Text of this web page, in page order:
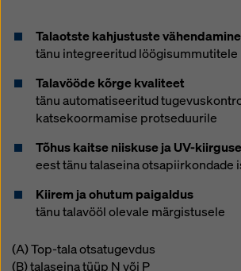
Talaotste kahjustuste vähendamine
tänu integreeritud löögisummutitele
Talavööde kõrge kvaliteet
tänu automatiseeritud
katsekoormamise protseduurile
Tõhus kaitse niiskuse ja UV-kiirguse
eest tänu talaseina otsapiirkondade
Kiirem ja ohutum paigaldus
tänu talavööl olevale märgistusele
(A) Top-tala otsatugevdus
(B) talaseina tüüp N või P